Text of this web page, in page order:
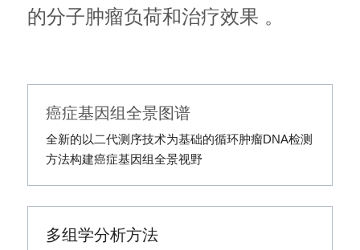
的分子肿瘤负荷和治疗效果 。
癌症基因组全景图谱
全新的以二代测序技术为基础的循环肿瘤DNA检测
方法构建癌症基因组全景视野
多组学分析方法